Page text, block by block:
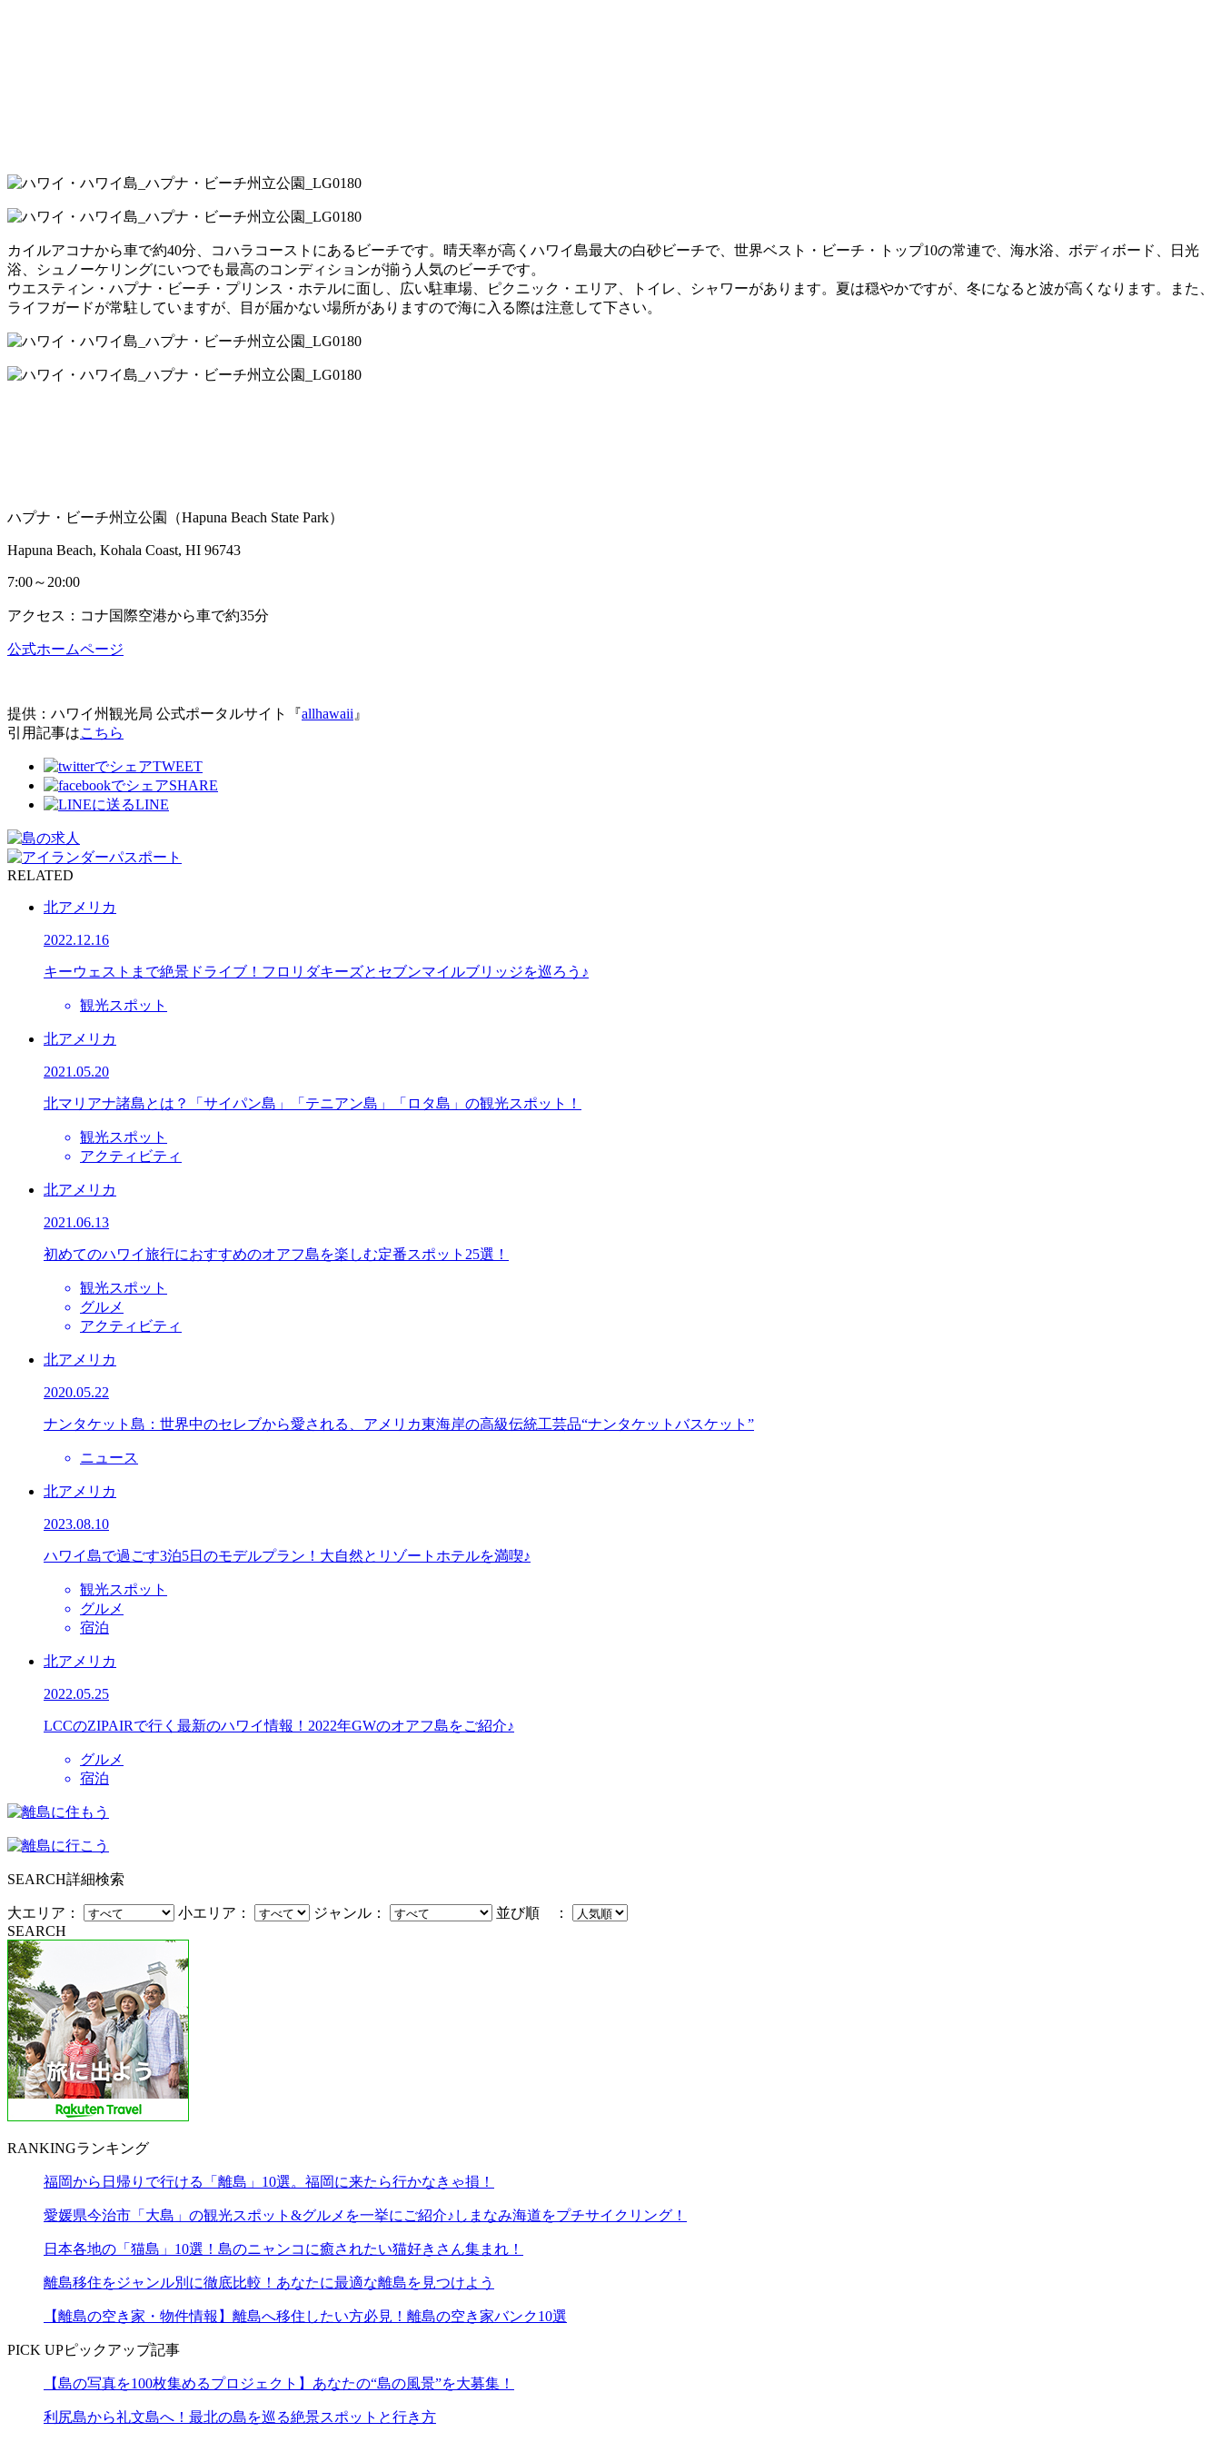
カイルアコナから車で約40分、コハラコーストにあるビーチです。晴天率が高くハワイ島最大の白砂ビーチで、世界ベスト・ビーチ・トップ10の常連で、海水浴、ボディボード、日光
浴、シュノーケリングにいつでも最高のコンディションが揃う人気のビーチです。
ウエスティン・ハプナ・ビーチ・プリンス・ホテルに面し、広い駐車場、ピクニック・エリア、トイレ、シャワーがあります。夏は穏やかですが、冬になると波が高くなります。また、
ライフガードが常駐していますが、目が届かない場所がありますので海に入る際は注意して下さい。
ハプナ・ビーチ州立公園（Hapuna Beach State Park）
Hapuna Beach, Kohala Coast, HI 96743
7:00～20:00
アクセス：コナ国際空港から車で約35分
公式ホームページ
提供：ハワイ州観光局 公式ポータルサイト『allhawaii 』
引用記事はこちら
TWEET
SHARE
LINE
RELATED
北アメリカ
2022.12.16
キーウェストまで絶景ドライブ！フロリダキーズとセブンマイルブリッジを巡ろう♪
観光スポット
北アメリカ
2021.05.20
北マリアナ諸島とは？「サイパン島」「テニアン島」「ロタ島」の観光スポット！
観光スポット
アクティビティ
北アメリカ
2021.06.13
初めてのハワイ旅行におすすめのオアフ島を楽しむ定番スポット25選！
観光スポット
グルメ
アクティビティ
北アメリカ
2020.05.22
ナンタケット島：世界中のセレブから愛される、アメリカ東海岸の高級伝統工芸品“ナンタケットバスケット”
ニュース
北アメリカ
2023.08.10
ハワイ島で過ごす3泊5日のモデルプラン！大自然とリゾートホテルを満喫♪
観光スポット
グルメ
宿泊
北アメリカ
2022.05.25
LCCのZIPAIRで行く最新のハワイ情報！2022年GWのオアフ島をご紹介♪
グルメ
宿泊
SEARCH詳細検索
大エリア： 小エリア： ジャンル：
並び順 ：
SEARCH
RANKINGランキング
福岡から日帰りで行ける「離島」10選。福岡に来たら行かなきゃ損！
愛媛県今治市「大島」の観光スポット&グルメを一挙にご紹介♪しまなみ海道をプチサイクリング！
日本各地の「猫島」10選！島のニャンコに癒されたい猫好きさん集まれ！
離島移住をジャンル別に徹底比較！あなたに最適な離島を見つけよう
【離島の空き家・物件情報】離島へ移住したい方必見！離島の空き家バンク10選
PICK UPピックアップ記事
【島の写真を100枚集めるプロジェクト】あなたの“島の風景”を大募集！
利尻島から礼文島へ！最北の島を巡る絶景スポットと行き方